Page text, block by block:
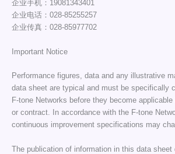
企业手机：19081343401
企业电话：028-85255257
企业传真：028-85977702
Important Notice
Performance figures, data and any illustrative
data sheet are typical and must be specifically
F-tone Networks before they become
or contract. In accordance with the F-tone
continuous improvement specifications may
The publication of information in this data sheet